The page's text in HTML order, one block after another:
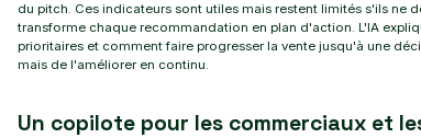
du pitch. Ces indicateurs sont utiles mais restent limités s'ils ne
transforme chaque recommandation en plan d'action. L'IA
prioritaires et comment faire progresser la vente jusqu'à une
mais de l'améliorer en continu.
Un copilote pour les commerciaux et